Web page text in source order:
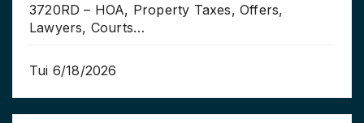
3720RD – HOA, Property Taxes, Offers,
Lawyers, Courts…
Tui 6/18/2026